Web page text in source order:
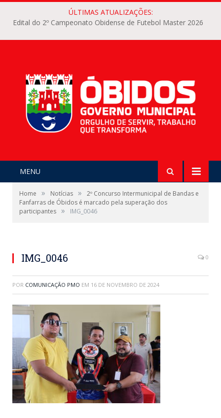
ÚLTIMAS ATUALIZAÇÕES:
Edital do 2º Campeonato Obidense de Futebol Master 2026
MENU
Home » Notícias »
2º Concurso Intermunicipal de Bandas e
Fanfarras de Óbidos é marcado pela superação dos
participantes » IMG_0046
IMG_0046 0
POR COMUNICAÇÃO PMO EM 16 DE NOVEMBRO DE 2024